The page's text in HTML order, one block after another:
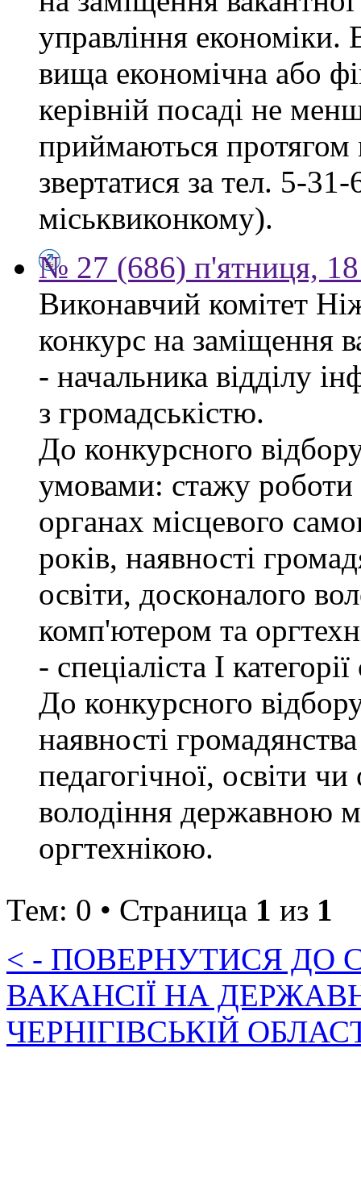
управління економіки.
вища економічна або
керівній посаді не
приймаються протягом
звертатися за тел. 5-
міськвиконкому).
№ 27 (686) п'ятниця,
Виконавчий комітет
конкурс на заміщення
- начальника відділу
з громадськістю.
До конкурсного
умовами: стажу
органах місцевого
років, наявності
освіти, досконалого
комп'ютером та
- спеціаліста І
До конкурсного
наявності
педагогічної, освіти
володіння державною
оргтехнікою.
Тем: 0 • Страница 1 из 1
< - ПОВЕРНУТИСЯ ДО
ВАКАНСІЇ НА
ЧЕРНІГІВСЬКІЙ